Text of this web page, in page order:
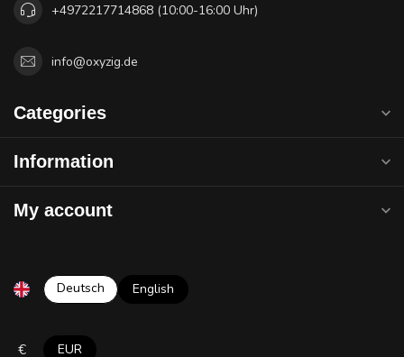
+4972217714868 (10:00-16:00 Uhr)
info@oxyzig.de
Categories
Information
My account
Deutsch English
€ EUR